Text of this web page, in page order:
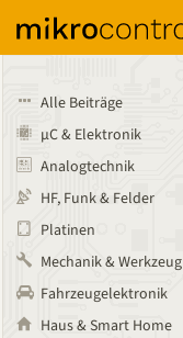
Alle Beiträge
µC & Elektronik
Analogtechnik
HF, Funk & Felder
Platinen
Mechanik & Werkzeug
Fahrzeugelektronik
Haus & Smart Home